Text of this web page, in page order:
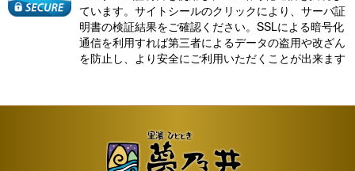
ています。サイトシールのクリックにより、サーバ証
明書の検証結果をご確認ください。SSLによる暗号化
通信を利用すれば第三者によるデータの盗用や改ざん
を防止し、より安全にご利用いただくことが出来ます